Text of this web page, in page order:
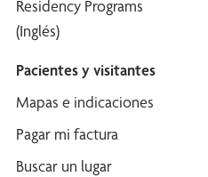
Residency Programs
(Inglés)
Pacientes y visitantes
Mapas e indicaciones
Pagar mi factura
Buscar un lugar